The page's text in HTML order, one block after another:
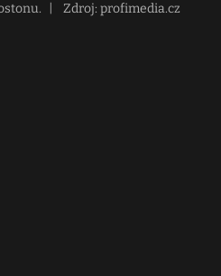
Zdroj: profimedia.cz